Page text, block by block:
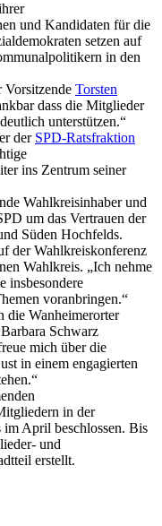
und Kandidaten für die
setzen auf
in den
Torsten
dass die Mitglieder
unterstützen.“
der SPD-Ratsfraktion
ins Zentrum seiner
Wahlkreisinhaber und
um das Vertrauen der
Süden Hochfelds.
der Wahlkreiskonferenz
Wahlkreis. „Ich nehme
insbesondere
voranbringen.“
die Wanheimerorter
Schwarz
mich über die
in einem engagierten
in der
im April beschlossen. Bis
und
erstellt.